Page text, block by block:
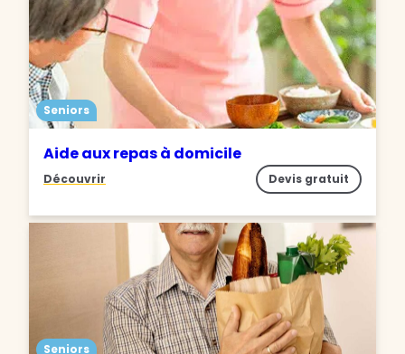
Seniors
Aide aux repas à domicile
Découvrir Devis gratuit
Seniors